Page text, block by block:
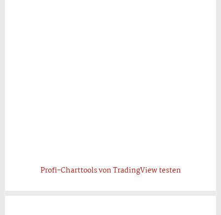
Profi-Charttools von TradingView testen